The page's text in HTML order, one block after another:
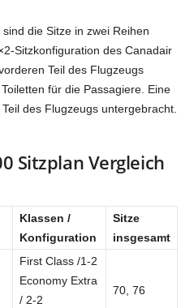
die Sitze in zwei Reihen
Sitzkonfiguration des Canadair
Teil des Flugzeugs
für die Passagiere. Eine
des Flugzeugs untergebracht.
Sitzplan Vergleich
Klassen /
Konfiguration
Sitze
insgesamt
First Class /1-2
Economy Extra
/ 2-2
70, 76